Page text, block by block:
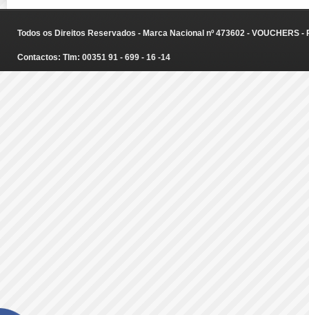
Todos os Direitos Reservados - Marca Nacional nº 473602 - VOUCHERS
Contactos: Tlm: 00351 91 - 699 - 16 -14